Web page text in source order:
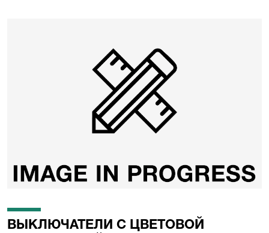
ВЫКЛЮЧАТЕЛИ С ЦВЕТОВОЙ